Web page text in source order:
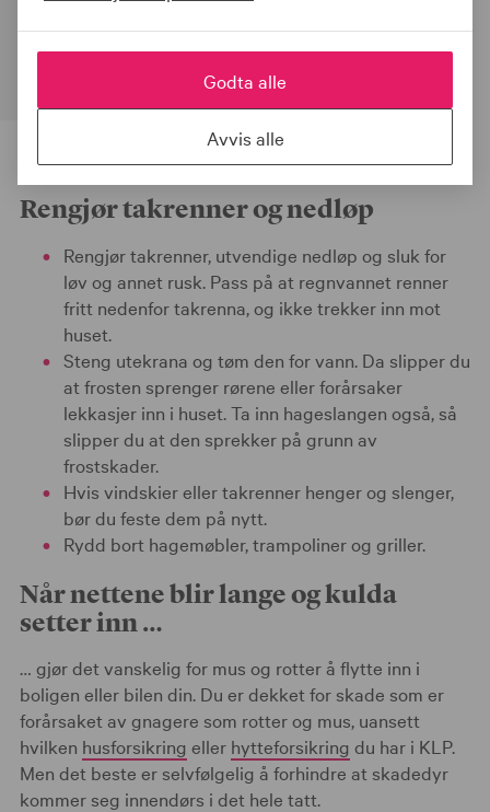
kan være fristende for mus å flytte inn i.
Rengjør takrenner og nedløp
Rengjør takrenner, utvendige nedløp og sluk for
løv og annet rusk. Pass på at regnvannet renner
fritt nedenfor takrenna, og ikke trekker inn mot
huset.
Steng utekrana og tøm den for vann. Da slipper du
at frosten sprenger rørene eller forårsaker
lekkasjer inn i huset. Ta inn hageslangen også, så
slipper du at den sprekker på grunn av
frostskader.
Hvis vindskier eller takrenner henger og slenger,
bør du feste dem på nytt.
Rydd bort hagemøbler, trampoliner og griller.
Når nettene blir lange og kulda
setter inn …
… gjør det vanskelig for mus og rotter å flytte inn i
boligen eller bilen din. Du er dekket for skade som er
forårsaket av gnagere som rotter og mus, uansett
hvilken husforsikring eller hytteforsikring du har i KLP.
Men det beste er selvfølgelig å forhindre at skadedyr
kommer seg innendørs i det hele tatt.
Godta alle
Avvis alle